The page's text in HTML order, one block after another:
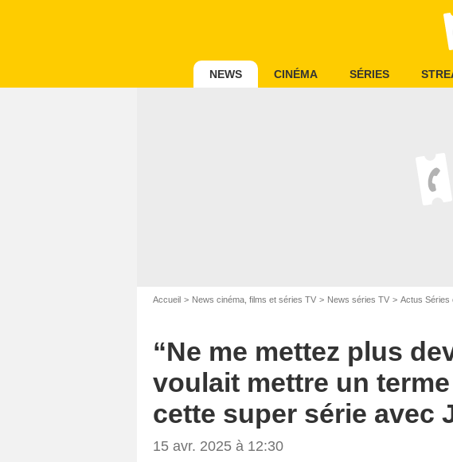
NEWS CINÉMA SÉRIES
Accueil News cinéma, films et séries TV News séries TV Actus Séries
“Ne me mettez plus
voulait mettre un
cette super série avec
15 avr. 2025 à 12:30